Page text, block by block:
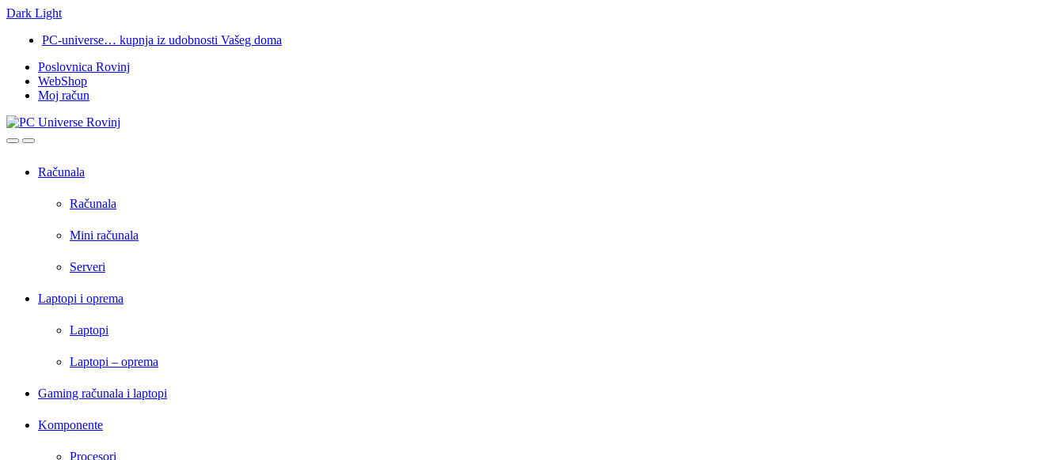
Dark Light
navigation
content
PC-universe… kupnja iz udobnosti Vašeg doma
Poslovnica Rovinj
WebShop
Moj račun
OpenClose
Računala
Računala
Mini računala
Serveri
Laptopi i oprema
Laptopi
Laptopi – oprema
Gaming računala i laptopi
Komponente
Procesori